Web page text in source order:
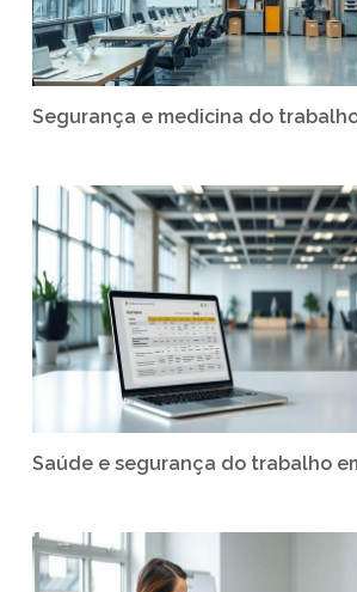
Segurança e medicina do
Saúde e segurança do trabalho